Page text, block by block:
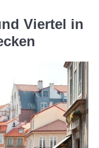
Viertel in